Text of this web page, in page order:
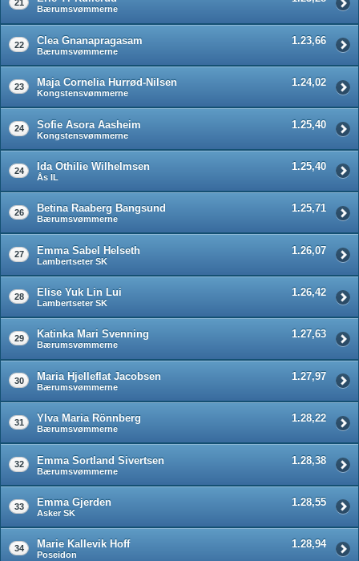
21
Bærumsvømmerne
22 Clea Gnanapragasam
Bærumsvømmerne
1.23,66
23 Maja Cornelia Hurrød-Nilsen
Kongstensvømmerne
1.24,02
24 Sofie Asora Aasheim
Kongstensvømmerne
1.25,40
24 Ida Othilie Wilhelmsen
Ås IL
1.25,40
26 Betina Raaberg Bangsund
Bærumsvømmerne
1.25,71
27 Emma Sabel Helseth
Lambertseter SK
1.26,07
28 Elise Yuk Lin Lui
Lambertseter SK
1.26,42
29 Katinka Mari Svenning
Bærumsvømmerne
1.27,63
30 Maria Hjelleflat Jacobsen
Bærumsvømmerne
1.27,97
31 Ylva Maria Rönnberg
Bærumsvømmerne
1.28,22
32 Emma Sortland Sivertsen
Bærumsvømmerne
1.28,38
33 Emma Gjerden
Asker SK
1.28,55
34 Marie Kallevik Hoff
Poseidon
1.28,94